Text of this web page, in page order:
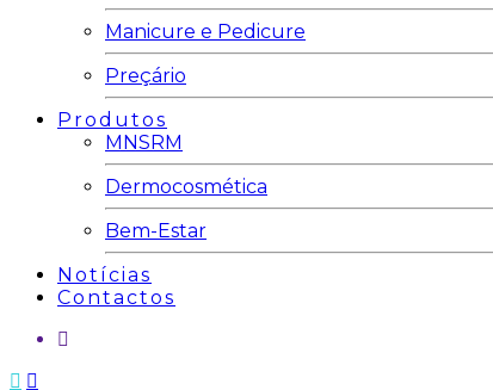
Manicure e Pedicure
Preçário
Produtos
MNSRM
Dermocosmética
Bem-Estar
Notícias
Contactos